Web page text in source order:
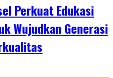
Perkuat Edukasi
Wujudkan Generasi